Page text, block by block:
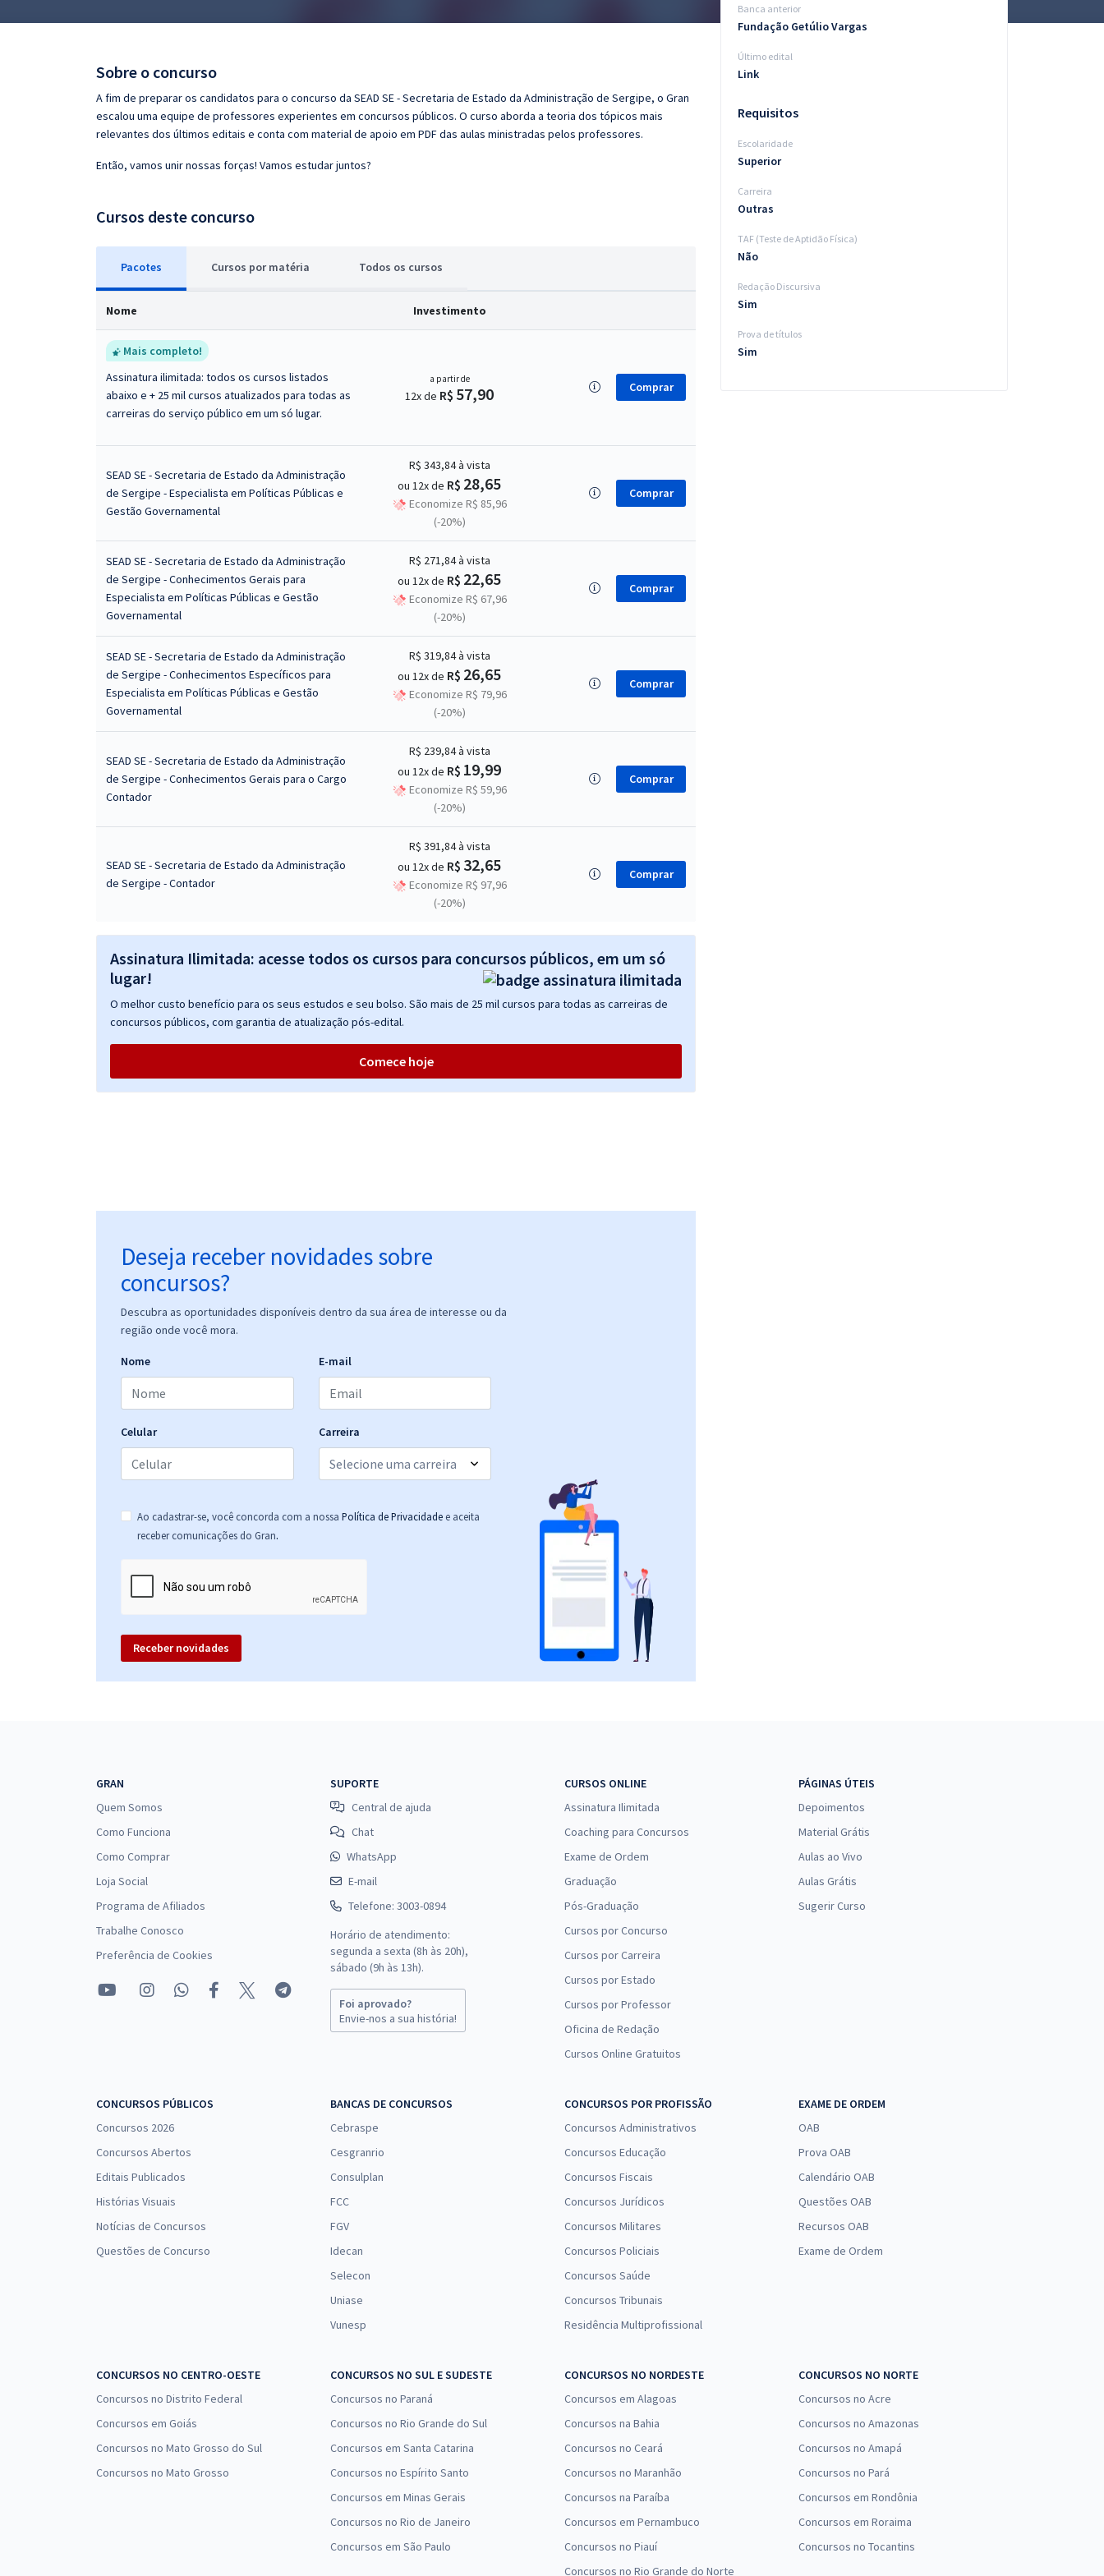
Questões grátis
Sobre o concurso
A fim de preparar os candidatos para o concurso da SEAD SE - Secretaria de Estado da Administração de Sergipe, o Gran
escalou uma equipe de professores experientes em concursos públicos. O curso aborda a teoria dos tópicos mais
relevantes dos últimos editais e conta com material de apoio em PDF das aulas ministradas pelos professores.
Então, vamos unir nossas forças! Vamos estudar juntos?
Cursos deste concurso
Pacotes Cursos por matéria Todos os cursos
Nome Investimento
Mais completo!
Assinatura ilimitada: todos os cursos listados
abaixo e + 25 mil cursos atualizados para todas as
carreiras do serviço público em um só lugar.
a partir de
12x de R$ 57,90 Comprar
SEAD SE - Secretaria de Estado da Administração
de Sergipe - Especialista em Políticas Públicas e
Gestão Governamental
R$ 343,84à vista
ou 12x de R$ 28,65
Economize R$ 85,96
(-20%)
Comprar
SEAD SE - Secretaria de Estado da Administração
de Sergipe - Conhecimentos Gerais para
Especialista em Políticas Públicas e Gestão
Governamental
R$ 271,84à vista
ou 12x de R$ 22,65
Economize R$ 67,96
(-20%)
Comprar
SEAD SE - Secretaria de Estado da Administração
de Sergipe - Conhecimentos Específicos para
Especialista em Políticas Públicas e Gestão
Governamental
R$ 319,84à vista
ou 12x de R$ 26,65
Economize R$ 79,96
(-20%)
Comprar
SEAD SE - Secretaria de Estado da Administração
de Sergipe - Conhecimentos Gerais para o Cargo
Contador
R$ 239,84à vista
ou 12x de R$ 19,99
Economize R$ 59,96
(-20%)
Comprar
SEAD SE - Secretaria de Estado da Administração
de Sergipe - Contador
R$ 391,84à vista
ou 12x de R$ 32,65
Economize R$ 97,96
(-20%)
Comprar
Assinatura Ilimitada: acesse todos os cursos para concursos públicos, em um só
lugar!
O melhor custo benefício para os seus estudos e seu bolso. São mais de 25 mil cursos para todas as carreiras de
concursos públicos, com garantia de atualização pós-edital.
Comece hoje
Deseja receber novidades sobre
concursos?
Descubra as oportunidades disponíveis dentro da sua área de interesse ou da
região onde você mora.
Nome E-mail
Celular Carreira
Ao cadastrar-se, você concorda com a nossa Política de Privacidade e aceita
receber comunicações do Gran.
Receber novidades
Banca anterior
Fundação Getúlio Vargas
Último edital
Link
Requisitos
Escolaridade
Superior
Carreira
Outras
TAF (Teste de Aptidão Física)
Não
Redação Discursiva
Sim
Prova de títulos
Sim
GRAN
Quem Somos
Como Funciona
Como Comprar
Loja Social
Programa de Afiliados
Trabalhe Conosco
Preferência de Cookies
SUPORTE
Central de ajuda
Chat
WhatsApp
E-mail
Telefone: 3003-0894
Horário de atendimento:
segunda a sexta (8h às 20h),
sábado (9h às 13h).
Foi aprovado?
Envie-nos a sua história!
CURSOS ONLINE
Assinatura Ilimitada
Coaching para Concursos
Exame de Ordem
Graduação
Pós-Graduação
Cursos por Concurso
Cursos por Carreira
Cursos por Estado
Cursos por Professor
Oficina de Redação
Cursos Online Gratuitos
PÁGINAS ÚTEIS
Depoimentos
Material Grátis
Aulas ao Vivo
Aulas Grátis
Sugerir Curso
CONCURSOS PÚBLICOS
Concursos 2026
Concursos Abertos
Editais Publicados
Histórias Visuais
Notícias de Concursos
Questões de Concurso
BANCAS DE CONCURSOS
Cebraspe
Cesgranrio
Consulplan
FCC
FGV
Idecan
Selecon
Uniase
Vunesp
CONCURSOS POR PROFISSÃO
Concursos Administrativos
Concursos Educação
Concursos Fiscais
Concursos Jurídicos
Concursos Militares
Concursos Policiais
Concursos Saúde
Concursos Tribunais
Residência Multiprofissional
EXAME DE ORDEM
OAB
Prova OAB
Calendário OAB
Questões OAB
Recursos OAB
Exame de Ordem
CONCURSOS NO CENTRO-OESTE
Concursos no Distrito Federal
Concursos em Goiás
Concursos no Mato Grosso do Sul
Concursos no Mato Grosso
CONCURSOS NO SUL E SUDESTE
Concursos no Paraná
Concursos no Rio Grande do Sul
Concursos em Santa Catarina
Concursos no Espírito Santo
Concursos em Minas Gerais
Concursos no Rio de Janeiro
Concursos em São Paulo
CONCURSOS NO NORDESTE
Concursos em Alagoas
Concursos na Bahia
Concursos no Ceará
Concursos no Maranhão
Concursos na Paraíba
Concursos em Pernambuco
Concursos no Piauí
Concursos no Rio Grande do Norte
CONCURSOS NO NORTE
Concursos no Acre
Concursos no Amazonas
Concursos no Amapá
Concursos no Pará
Concursos em Rondônia
Concursos em Roraima
Concursos no Tocantins